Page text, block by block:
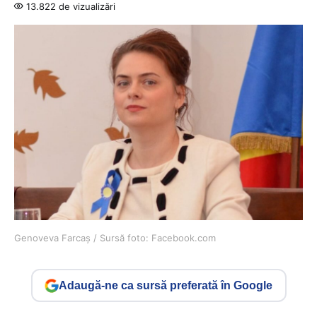
13.822 de vizualizări
Genoveva Farcaș / Sursă foto: Facebook.com
Adaugă-ne ca sursă preferată în Google